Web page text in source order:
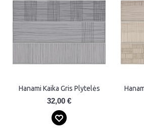
Hanami Kaika Gris Plytelės
32,00 €